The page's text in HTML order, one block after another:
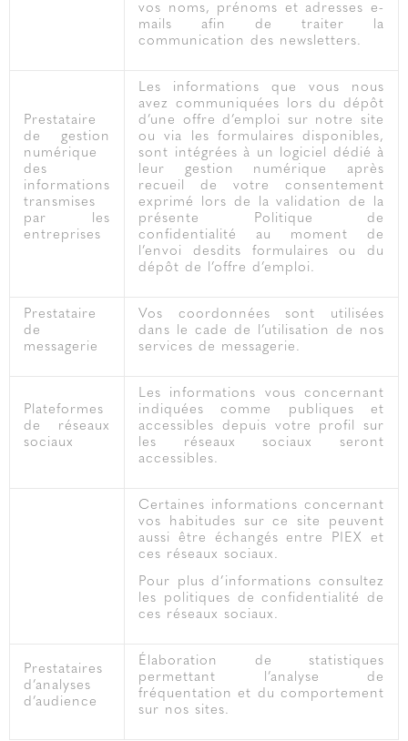
vos noms, prénoms et adresses e-
mails afin de traiter la
communication des newsletters.
Prestataire
de gestion
numérique
des
informations
transmises
par les
entreprises
Les informations que vous nous
avez communiquées lors du dépôt
d’une offre d’emploi sur notre site
ou via les formulaires disponibles,
sont intégrées à un logiciel dédié à
leur gestion numérique après
recueil de votre consentement
exprimé lors de la validation de la
présente Politique de
confidentialité au moment de
l’envoi desdits formulaires ou du
dépôt de l’offre d’emploi.
Prestataire
de
messagerie
Vos coordonnées sont utilisées
dans le cade de l’utilisation de nos
services de messagerie.
Plateformes
de réseaux
sociaux
Les informations vous concernant
indiquées comme publiques et
accessibles depuis votre profil sur
les réseaux sociaux seront
accessibles.
Certaines informations concernant
vos habitudes sur ce site peuvent
aussi être échangés entre PIEX et
ces réseaux sociaux.
Pour plus d’informations consultez
les politiques de confidentialité de
ces réseaux sociaux.
Prestataires
d’analyses
d’audience
Élaboration de statistiques
permettant l’analyse de
fréquentation et du comportement
sur nos sites.